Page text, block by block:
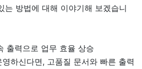
는 방법에 대해 이야기해 보겠습니
출력으로 업무 효율 상승
하신다면, 고품질 문서와 빠른 출력